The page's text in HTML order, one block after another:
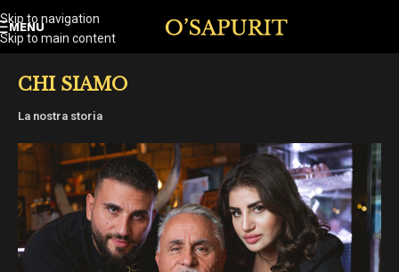
Skip to navigation
Skip to main content
MENU
CHI SIAMO
La nostra storia